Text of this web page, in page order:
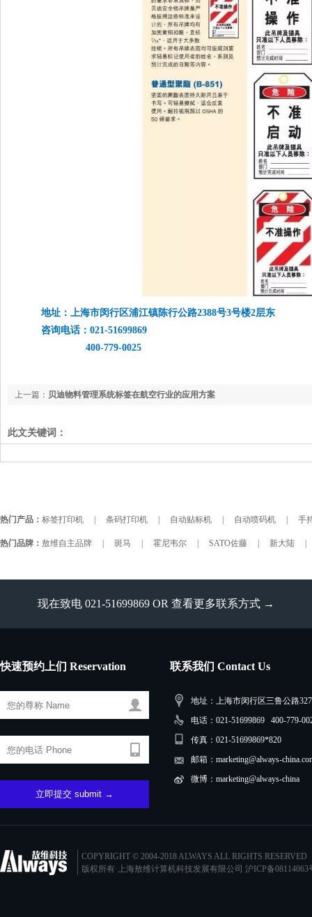
地址：上海市闵行区浦江镇陈行公路2388号3号楼2层东
咨询电话：021-51699869
400-779-0025
上一篇： 贝迪物料管理系统标签在航空行业的应用方案
此文关键词：
热门产品： 标签打印机 条码打印机 自动贴标机 自动喷码机 手
热门品牌： 敖维自主品牌 斑马 霍尼韦尔 SATO佐藤 新大陆
现在致电 021-51699869 OR 查看更多联系方式 →
快速预约上们 Reservation 联系我们 Contact Us
地址：上海市闵行区三鲁公路
电话：021-51699869 400-779-
传真：021-51699869*820
邮箱：marketing@always-
微博：marketing@always-china
COPYRIGHT © 2004-2018 ALWAYS ALL RIGHTS RESERVED
版权所有·上海敖维计算机科技发展有限公司 沪ICP备08114063